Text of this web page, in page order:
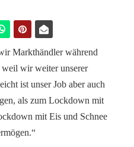
Markthändler während
wir weiter unserer
ist unser Job aber auch
als zum Lockdown mit
mit Eis und Schnee